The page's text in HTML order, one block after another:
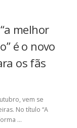
melhor
é o novo
os fãs
vem se
No título “A
…